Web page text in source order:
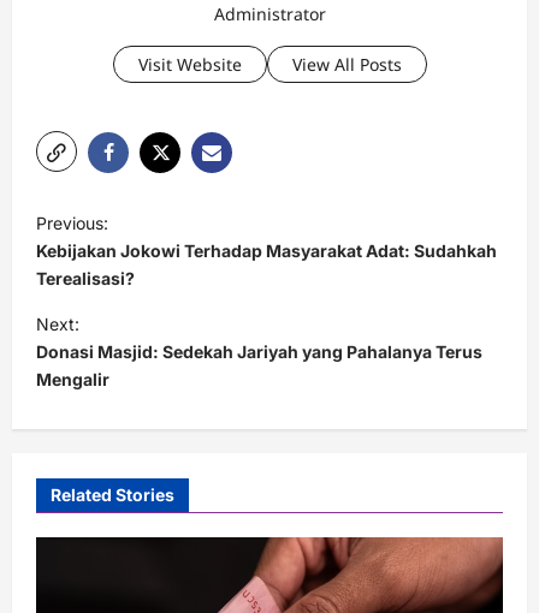
Administrator
Visit Website View All Posts
o
s
t
n
a
v
g
a
Previous:
Kebijakan Jokowi Terhadap Masyarakat Adat: Sudahkah
Terealisasi?
Next:
Donasi Masjid: Sedekah Jariyah yang Pahalanya Terus
Mengalir
Related Stories